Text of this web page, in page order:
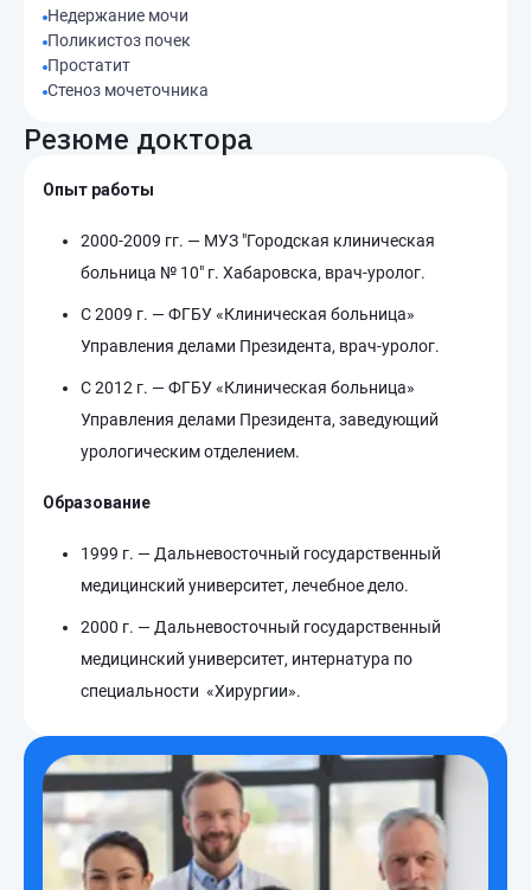
Недержание мочи
Поликистоз почек
Простатит
Стеноз мочеточника
Резюме доктора
Опыт работы
2000-2009 гг. — МУЗ "Городская клиническая
больница № 10" г. Хабаровска, врач-уролог.
С 2009 г. — ФГБУ «Клиническая больница»
Управления делами Президента, врач-уролог.
С 2012 г. — ФГБУ «Клиническая больница»
Управления делами Президента, заведующий
урологическим отделением.
Образование
1999 г. — Дальневосточный государственный
медицинский университет, лечебное дело.
2000 г. — Дальневосточный государственный
медицинский университет, интернатура по
специальности «Хирургии».